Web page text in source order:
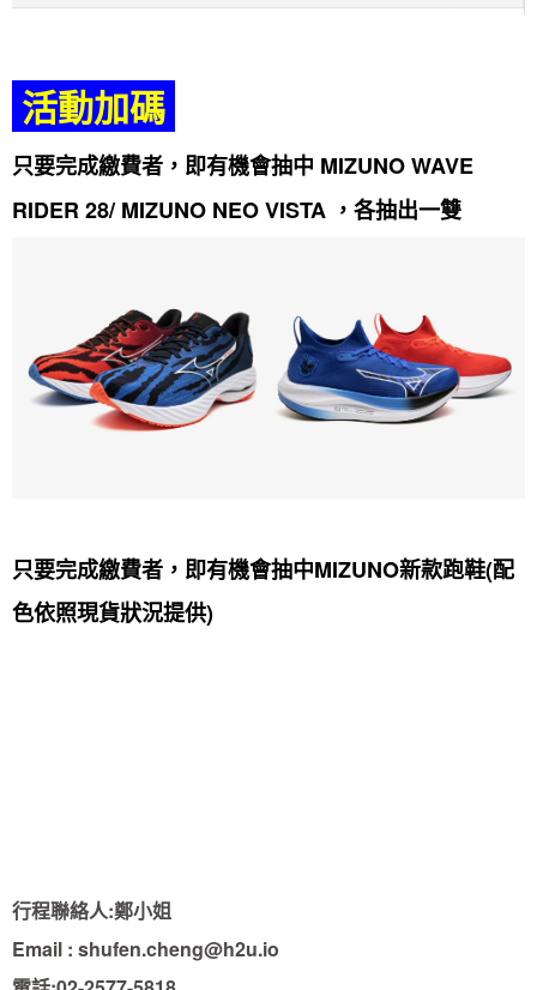
活動加碼
只要完成繳費者， 即有機會抽中 MIZUNO WAVE
RIDER 28/MIZUNO NEO VISTA ，各抽出一雙
只要完成繳費者，即有機會抽中MIZUNO新款跑鞋(配
色依照現貨狀況提供)
行程聯絡人:鄭小姐
Email : shufen.cheng@h2u.io